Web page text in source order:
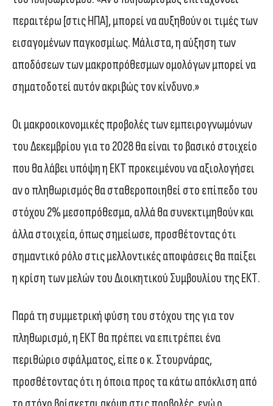
περαιτέρω [στις ΗΠΑ], μπορεί να αυξηθούν οι τιμές των
εισαγομένων παγκοσμίως. Μάλιστα, η αύξηση των
αποδόσεων των μακροπρόθεσμων ομολόγων μπορεί να
σηματοδοτεί αυτόν ακριβώς τον κίνδυνο.»
Οι μακροοικονομικές προβολές των εμπειρογνωμόνων
του Δεκεμβρίου για το 2028 θα είναι το βασικό στοιχείο
που θα λάβει υπόψη η ΕΚΤ προκειμένου να αξιολογήσει
αν ο πληθωρισμός θα σταθεροποιηθεί στο επίπεδο του
στόχου 2% μεσοπρόθεσμα, αλλά θα συνεκτιμηθούν και
άλλα στοιχεία, όπως σημείωσε, προσθέτοντας ότι
σημαντικό ρόλο στις μελλοντικές αποφάσεις θα παίξει
η κρίση των μελών του Διοικητικού Συμβουλίου της ΕΚΤ.
Παρά τη συμμετρική φύση του στόχου της για τον
πληθωρισμό, η ΕΚΤ θα πρέπει να επιτρέπει ένα
περιθώριο σφάλματος, είπε ο κ. Στουρνάρας,
προσθέτοντας ότι η όποια προς τα κάτω απόκλιση από